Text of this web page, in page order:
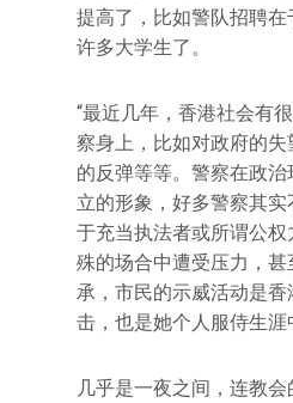
提高了，比如警队招聘
许多大学生了。
“最近几年，香港社会有
察身上，比如对政府的
的反弹等等。警察在政
立的形象，好多警察其
于充当执法者或所谓公
殊的场合中遭受压力，甚
承，市民的示威活动是
击，也是她个人服侍生涯
几乎是一夜之间，连教